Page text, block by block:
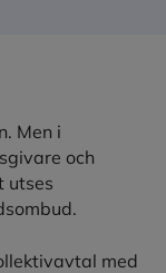
Men i
och
utses
med